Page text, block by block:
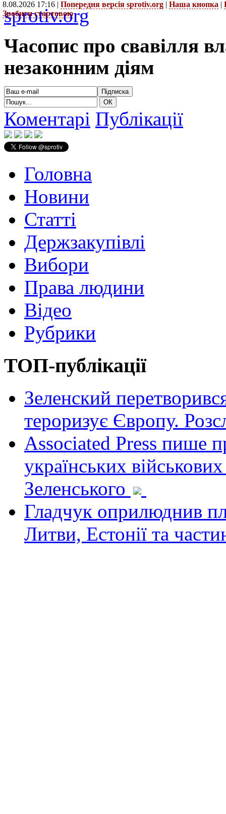
8.08.2026 17:16 | Попередня версія sprotiv.org | Наша кнопка |
Зробити стартовою
sprotiv.org
Часопис про свавілля
незаконним діям
Коментарі Публікації
Головна
Новини
Статті
Держзакупівлі
Вибори
Права людини
Відео
Рубрики
ТОП-публікації
Зеленский
тероризує Європу.
Associated Press пише
українських
Зеленського
Гладчук оприлюднив
Литви, Естонії та